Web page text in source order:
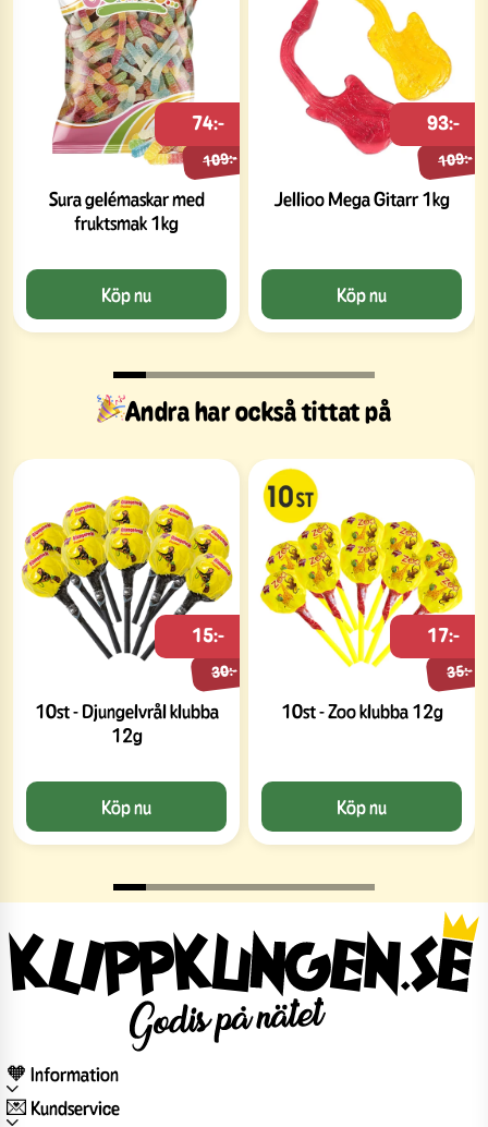
Sura gelémaskar med
fruktsmak 1kg
109:-
74:-
Köp nu
Jellioo Mega Gitarr 1kg
109:-
93:-
Köp nu
Andra har också tittat på
10st - Djungelvrål klubba
12g
30:-
15:-
Köp nu
10st - Zoo klubba 12g
35:-
17:-
Köp nu
🧡 Information
💌 Kundservice